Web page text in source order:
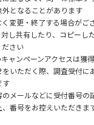
となることがあります
く変更・終了する場合がご
し共有したり、コピーし
ださい
ャンペーンアクセスは獲
をいただく際、調査受付に
す
メールなどに受付番号の
番号をお控えいただきま